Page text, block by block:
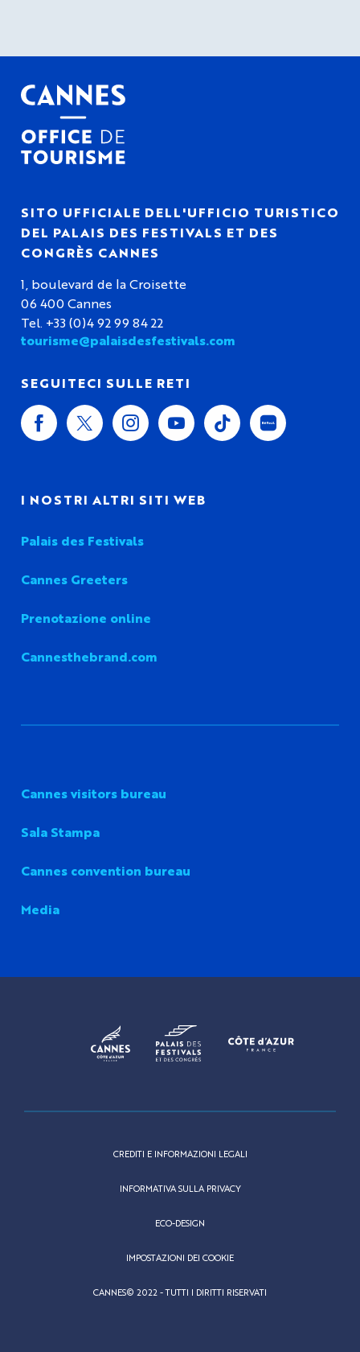
SITO UFFICIALE DELL'UFFICIO TURISTICO
DEL PALAIS DES FESTIVALS ET DES
CONGRÈS CANNES
1, boulevard de la Croisette
06 400 Cannes
Tel. +33 (0)4 92 99 84 22
tourisme@palaisdesfestivals.com
SEGUITECI SULLE RETI
I NOSTRI ALTRI SITI WEB
Palais des Festivals
Cannes Greeters
Prenotazione online
Cannesthebrand.com
Cannes visitors bureau
Sala Stampa
Cannes convention bureau
Media
CREDITI E INFORMAZIONI LEGALI
INFORMATIVA SULLA PRIVACY
ECO-DESIGN
IMPOSTAZIONI DEI COOKIE
CANNES© 2022 - TUTTI I DIRITTI RISERVATI